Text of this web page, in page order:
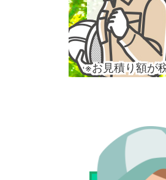
※お見積り額が